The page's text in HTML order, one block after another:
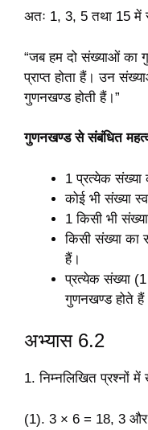
अतः 1, 3, 5 तथा 15 में
“जब हम दो संख्याओं का
प्राप्त होता हैं। उन
गुणनखण्ड होती हैं।”
गुणनखण्ड से संबंधित
1 प्रत्येक संख्या
कोई भी संख्या
1 किसी भी
किसी संख्या का
हैं।
प्रत्येक संख्या
गुणनखण्ड होते
अभ्यास 6.2
1. निम्नलिखित प्रश्नों में
(1). 3 × 6 = 18, 3